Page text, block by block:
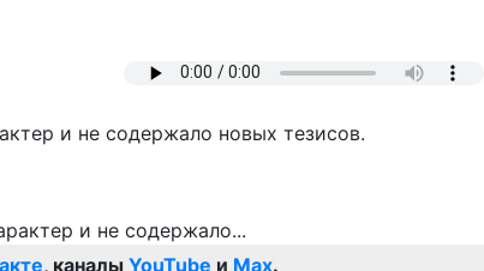
и не содержало новых тезисов.
, каналы YouTube и Max.